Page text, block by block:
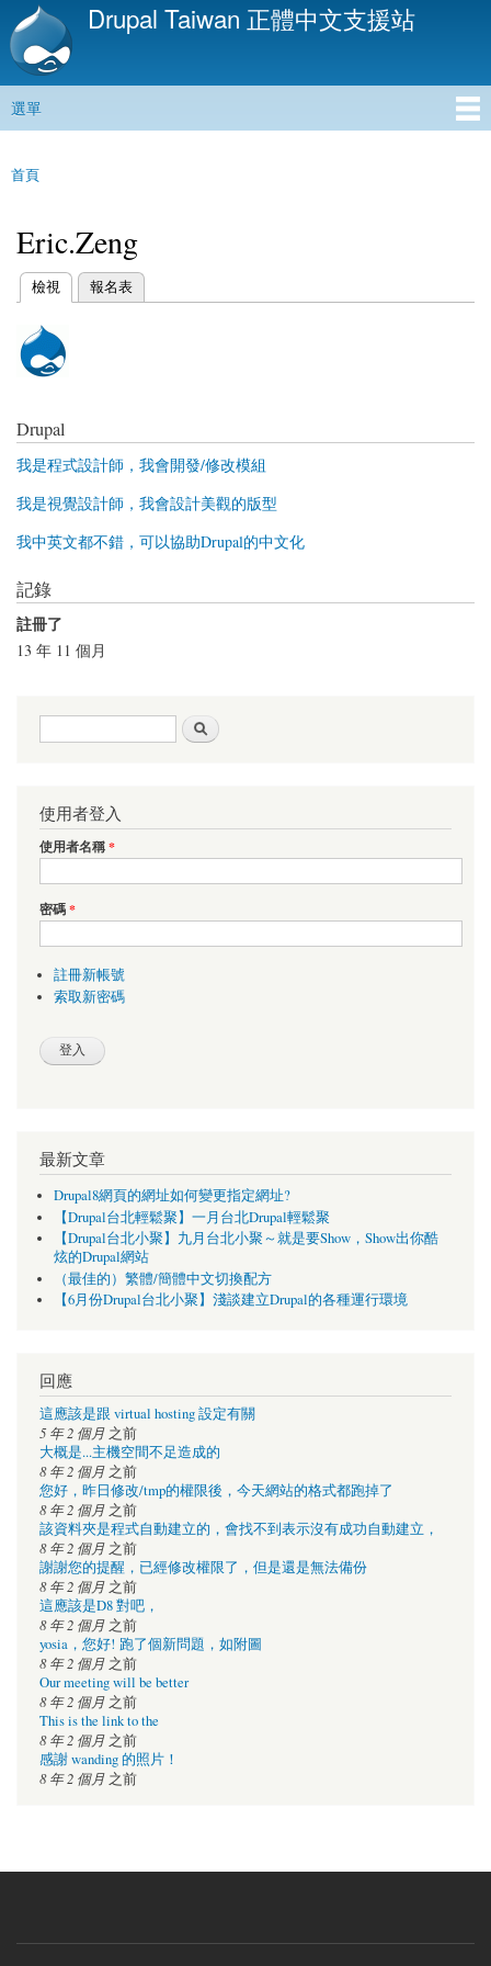
移
內
Drupal Taiwan 正體中文支援站
主選單
選單
您在這裡
首頁
Eric.Zeng
主要索引標籤
檢視
(作用中頁籤) 報名表
Drupal
我是程式設計師，我會開發/修改模組
我是視覺設計師，我會設計美觀的版型
我中英文都不錯，可以協助Drupal的中文化
記錄
註冊了
13 年 11 個月
搜尋表單
使用者登入
使用者名稱*
密碼*
註冊新帳號
索取新密碼
最新文章
Drupal8網頁的網址如何變更指定網址?
【Drupal台北輕鬆聚】一月台北Drupal輕鬆聚
【Drupal台北小聚】九月台北小聚～就是要Show，Show出你酷
炫的Drupal網站
（最佳的）繁體/簡體中文切換配方
【6月份Drupal台北小聚】淺談建立Drupal的各種運行環境
回應
這應該是跟 virtual hosting 設定有關
5 年 2 個月 之前
大概是...主機空間不足造成的
8 年 2 個月 之前
您好，昨日修改/tmp的權限後，今天網站的格式都跑掉了
8 年 2 個月 之前
該資料夾是程式自動建立的，會找不到表示沒有成功自動建立，
8 年 2 個月 之前
謝謝您的提醒，已經修改權限了，但是還是無法備份
8 年 2 個月 之前
這應該是D8 對吧，
8 年 2 個月 之前
yosia，您好! 跑了個新問題，如附圖
8 年 2 個月 之前
Our meeting will be better
8 年 2 個月 之前
This is the link to the
8 年 2 個月 之前
感謝 wanding 的照片！
8 年 2 個月 之前